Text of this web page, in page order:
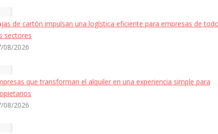
de cartón impulsan una logística eficiente para empresas de
sectores
08/2026
que transforman el alquiler en una experiencia simple para
08/2026